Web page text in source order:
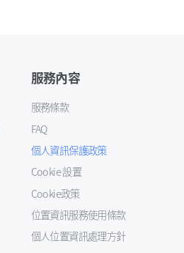
服務內容
服務條款
FAQ
個人資訊保護政策
Cookie 設置
Cookie政策
位置資訊服務使用條款
個人位置資訊處理方針